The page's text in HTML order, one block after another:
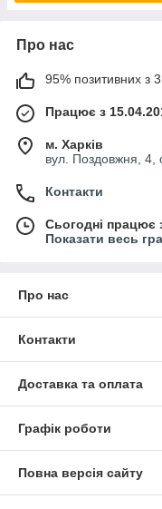
Про нас
95% позитивних з
Працює з
м. Харків
вул. Поздовжня, 4,
Контакти
Сьогодні працює
Показати весь
Про нас
Контакти
Доставка та оплата
Графік роботи
Повна версія сайту